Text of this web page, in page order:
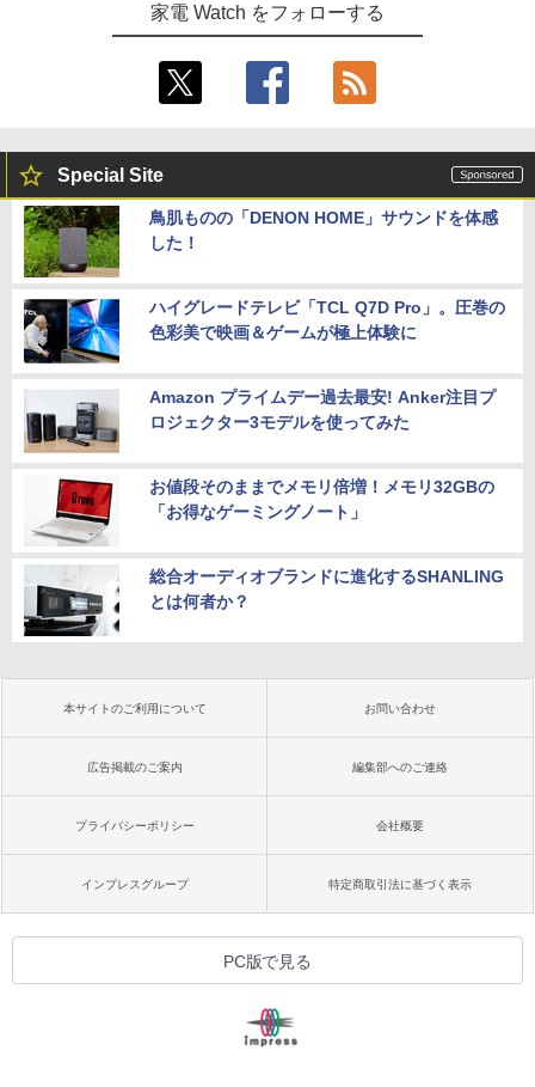
家電 Watch をフォローする
Special Site
鳥肌ものの「DENON HOME」サウンドを体感
した！
ハイグレードテレビ「TCL Q7D Pro」。圧巻の
色彩美で映画＆ゲームが極上体験に
Amazon プライムデー過去最安! Anker注目プ
ロジェクター3モデルを使ってみた
お値段そのままでメモリ倍増！メモリ32GBの
「お得なゲーミングノート」
総合オーディオブランドに進化するSHANLING
とは何者か？
本サイトのご利用について お問い合わせ
広告掲載のご案内 編集部へのご連絡
プライバシーポリシー 会社概要
インプレスグループ 特定商取引法に基づく表示
PC版で見る